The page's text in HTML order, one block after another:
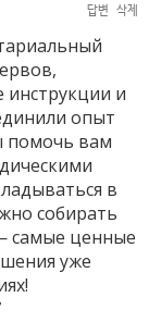
답변 삭제
инструкции и
опыт
помочь вам
в
собирать
самые ценные
уже